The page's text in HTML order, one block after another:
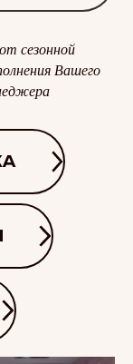
сезонной
Вашего